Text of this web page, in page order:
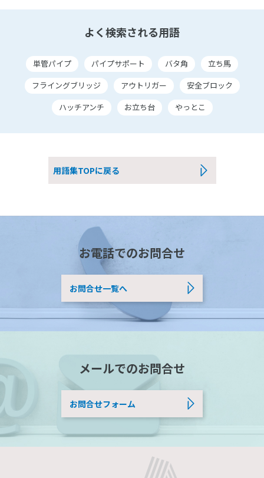
よく検索される用語
単管パイプ パイプサポート バタ角
立ち馬
フライングブリッジ
アウトリガー
安全ブロック
ハッチアンチ
お立ち台 やっとこ
用語集TOPに戻る
お電話でのお問合せ
お問合せ一覧へ
メールでのお問合せ
お問合せフォーム